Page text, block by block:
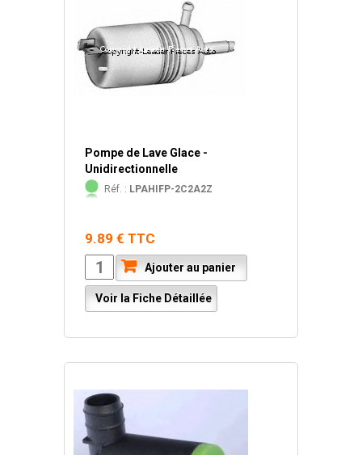
Pompe de Lave Glace -
Unidirectionnelle
Réf. : LPAHIFP-2C2A2Z
9.89 € TTC
Ajouter au panier
Voir la Fiche Détaillée